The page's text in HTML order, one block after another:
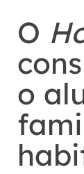
O
o